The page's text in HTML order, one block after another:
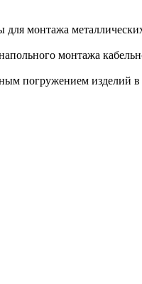
для монтажа
монтажа
погружением изделий в